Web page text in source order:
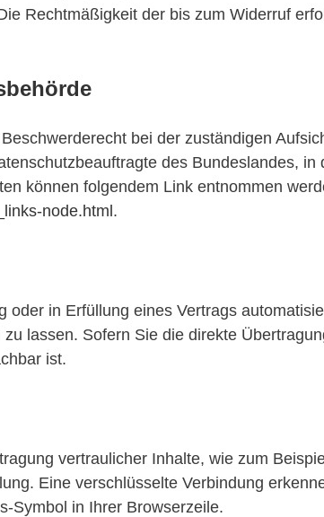
Rechtmäßigkeit der bis zum Widerruf
bei der zuständigen
des Bundeslandes,
können folgendem Link entnommen
node.html .
in Erfüllung eines Vertrags
lassen. Sofern Sie die direkte
ist.
vertraulicher Inhalte, wie zum
Eine verschlüsselte Verbindung
Symbol in Ihrer Browserzeile.